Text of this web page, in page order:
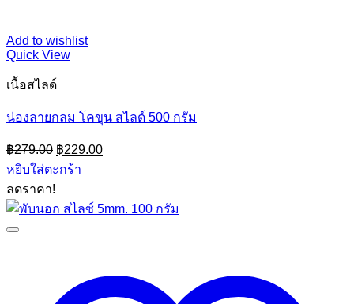
Add to wishlist
Quick View
เนื้อสไลด์
น่องลายกลม โคขุน สไลด์ 500 กรัม
฿279.00 Original
price
was:
฿229.00Current
price
หยิบใส่ตะกร้า
ลดราคา!